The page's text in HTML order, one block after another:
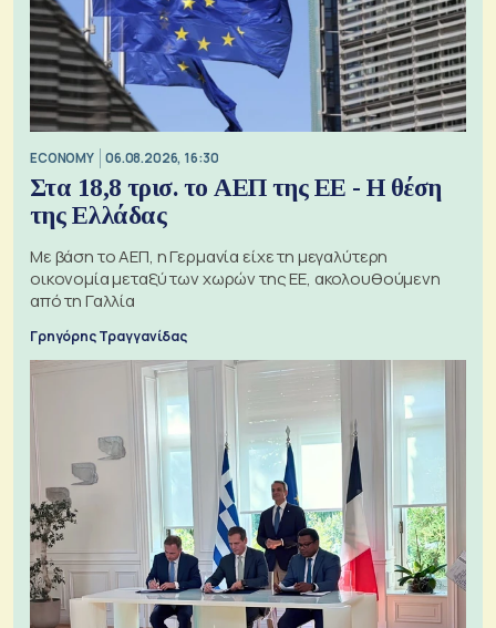
ECONOMY 06.08.2026, 16:30
Στα 18,8 τρισ. το ΑΕΠ της ΕΕ - Η θέση
της Ελλάδας
Με βάση το ΑΕΠ, η Γερμανία είχε τη μεγαλύτερη
οικονομία μεταξύ των χωρών της ΕΕ, ακολουθούμενη
από τη Γαλλία
Γρηγόρης Τραγγανίδας